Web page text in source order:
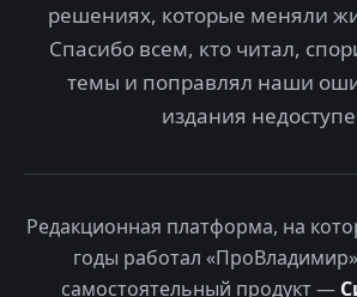
решениях, которые меняли
Спасибо всем, кто читал,
темы и поправлял наши
издания
Редакционная платформа, на
годы работал
самостоятельный продукт —